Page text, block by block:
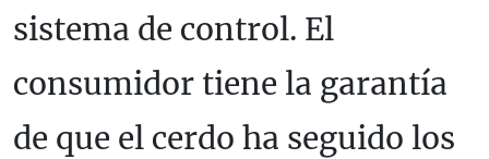
sistema de control. El
consumidor tiene la garantía
de que el cerdo ha seguido los